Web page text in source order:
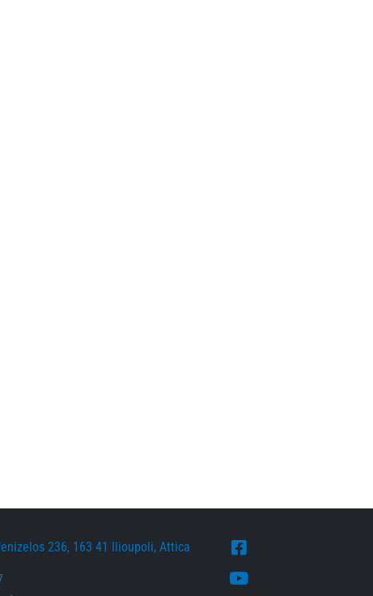
236, 163 41 Ilioupoli, Attica
Youtube